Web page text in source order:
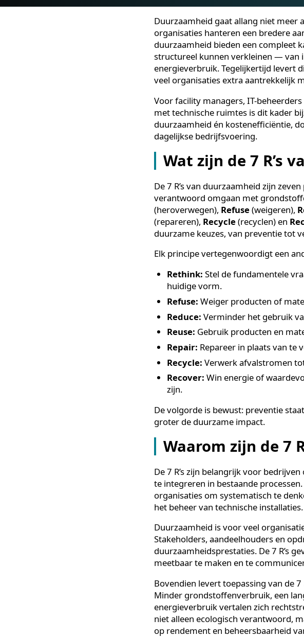
Duurzaamheid gaat allang niet
organisaties hanteren een
duurzaamheid bieden een
structureel kunnen verkleinen
energieverbruik. Tegelijkertijd
veel organisaties extra
Voor facility managers, IT-
met technische ruimtes is dit
duurzaamheid én
dagelijkse bedrijfsvoering.
Wat zijn de 7
De 7 R’s van duurzaamheid
verantwoord omgaan met
(heroverwegen),Refuse
(repareren),Recycle(recyclen)
duurzame keuzes, van
Elk principe vertegenwoordigt
Rethink:Stel de
huidige vorm.
Refuse:Weiger producten of
Reduce:Verminder het
Reuse:
Repair: Repareer in plaats
Recycle:Verwerk
Recover:Win energie of
zijn.
De volgorde is bewust:
groter de duurzame impact.
Waarom zijn de
De 7 R’s zijn belangrijk voor
te integreren in bestaande
organisaties om systematisch
het beheer van technische
Duurzaamheid is voor veel
Stakeholders, aandeelhouders
duurzaamheidsprestaties. De 7